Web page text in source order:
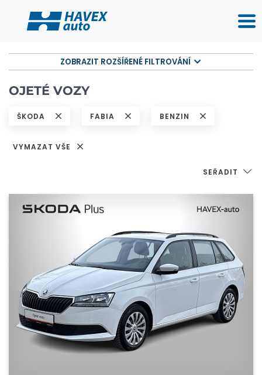
ZOBRAZIT ROZŠÍŘENÉ FILTROVÁNÍ
OJETÉ VOZY
ŠKODA FABIA BENZIN
VYMAZAT VŠE
SEŘADIT